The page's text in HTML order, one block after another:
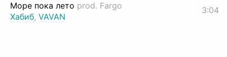
Море пока лето prod. Fargo
Хабиб, VAVAN
3:04